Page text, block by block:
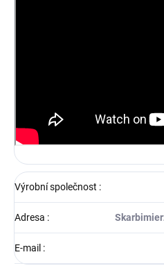
Výrobní společnost :
Adresa :
E-mail :